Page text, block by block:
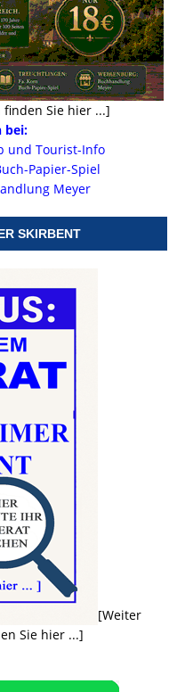
Sie hier ...]
bei:
und Tourist-Info
Papier-Spiel
Meyer
SKIRBENT
[Weiter
Sie hier ...]